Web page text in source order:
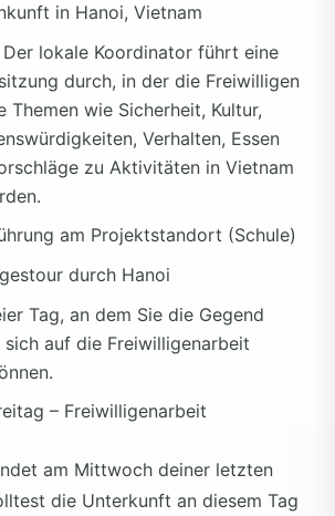
in Hanoi, Vietnam
lokale Koordinator führt eine
durch, in der die Freiwilligen
Themen wie Sicherheit, Kultur,
Verhalten, Essen
zu Aktivitäten in Vietnam
am Projektstandort (Schule)
durch Hanoi
Tag, an dem Sie die Gegend
sich auf die Freiwilligenarbeit
– Freiwilligenarbeit
am Mittwoch deiner letzten
die Unterkunft an diesem Tag